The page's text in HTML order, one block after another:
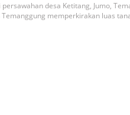
desa Ketitang, Jumo,
memperkirakan luas